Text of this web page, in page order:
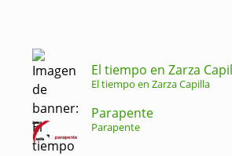
El tiempo en Zarza
El tiempo en Zarza Capilla
Parapente
Parapente